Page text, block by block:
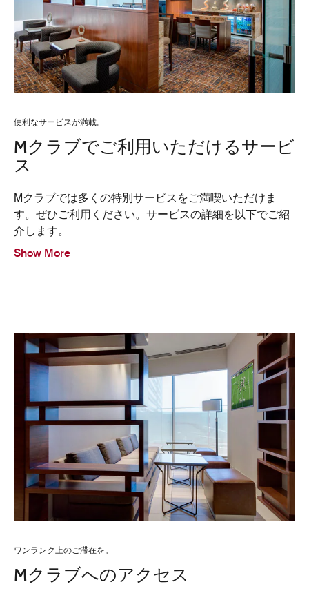
便利なサービスが満載。
Mクラブでご利用いただけるサービ
ス
Mクラブでは多くの特別サービスをご満喫いただけま
す。ぜひご利用ください。サービスの詳細を以下でご紹
介します。
Show More
ワンランク上のご滞在を。
Mクラブへのアクセス